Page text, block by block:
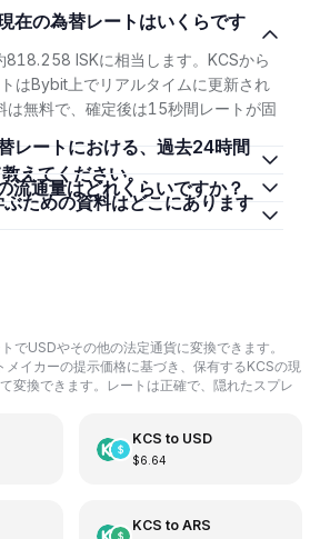
818.258 ISKに相当します。KCSから
はBybit上でリアルタイムに更新され
は無料で、確定後は15秒間レートが固
えてください。
流通量はどれくらいですか？
でUSDやその他の法定通貨に変換できます。
イカーの提示価格に基づき、保有するKCSの現
変換できます。レートは正確で、隠れたスプレ
KCS to USD
$6.64
KCS to ARS